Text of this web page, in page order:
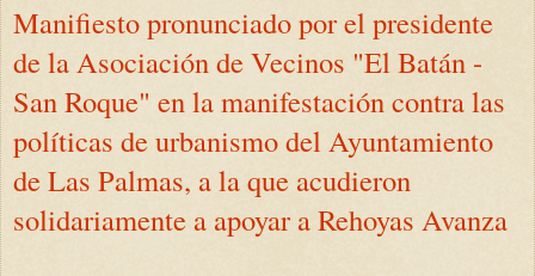
Manifiesto pronunciado por el presidente
de la Asociación de Vecinos "El Batán -
San Roque" en la manifestación contra las
políticas de urbanismo del Ayuntamiento
de Las Palmas, a la que acudieron
solidariamente a apoyar a Rehoyas Avanza